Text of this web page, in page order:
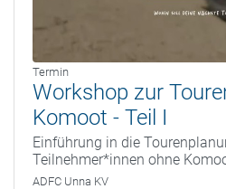
Termin
Workshop zur
Komoot - Teil I
Einführung in die
Teilnehmer*innen ohne
ADFC Unna KV